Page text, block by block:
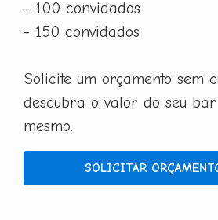
- 100 convidados
- 150 convidados
Solicite um orçamento sem
descubra o valor do seu
mesmo.
SOLICITAR